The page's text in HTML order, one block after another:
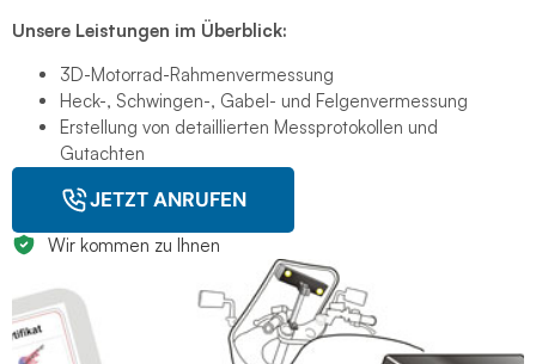
Unsere Leistungen im Überblick:
3D-Motorrad-Rahmenvermessung
Heck-, Schwingen-, Gabel- und Felgenvermessung
Erstellung von detaillierten Messprotokollen und
Gutachten
JETZT ANRUFEN
Wir kommen zu Ihnen